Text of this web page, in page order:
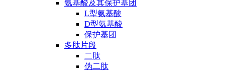
氨基酸及其保护基团
L型氨基酸
D型氨基酸
保护基团
多肽片段
二肽
伪二肽